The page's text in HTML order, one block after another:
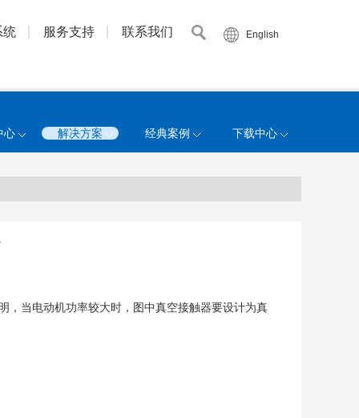
English
统 服务支持 联系我们
心 解决方案 经典案例 下载中心
，当电动机功率较大时，图中真空接触器要设计为真